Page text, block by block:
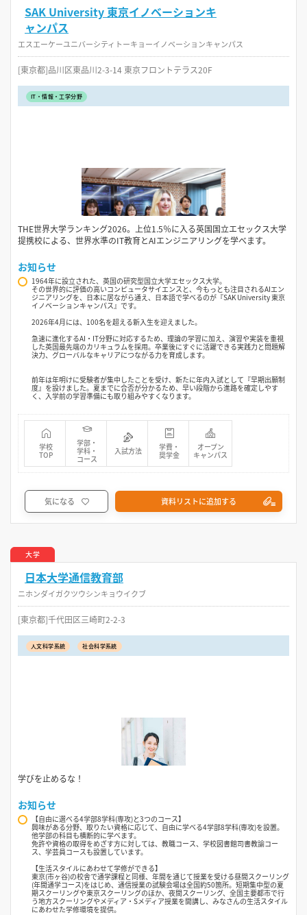
SAK University 東京イノベーションキ
ャンパス
エスエーケーユニバーシティトーキョーイノベーションキャンパス
[東京都]品川区東品川2-3-14 東京フロントテラス20F
IT・情報・工学分野
THE世界大学ランキング2026。上位1.5％に入る英国国立エセックス大学
提携校による、世界水準のIT教育とAIエンジニアリングを学べます。
お知らせ
1964年に設立された、英国の研究型国立大学エセックス大学。
その世界的に評価の高いコンピュータサイエンスと、今もっとも注目されるAIエン
ジニアリングを、日本に居ながら通え、日本語で学べるのが『SAK University 東京
イノベーションキャンパス』です。
2026年4月には、100名を超える新入生を迎えました。
急速に進化するAI・IT分野に対応するため、理論の学習に加え、演習や実装を重視
した英国最先端のカリキュラムを採用。卒業後にすぐに活躍できる実践力と問題解
決力、グローバルなキャリアにつながる力を育成します。
前年は年明けに受験者が集中したことを受け、新たに年内入試として『早期出願制
度』を設けました。夏までに合否が分かるため、早い段階から進路を確定しやす
く、入学前の学習準備にも取り組みやすくなります。
学校
TOP
学部・
学科・
コース
入試方法
学費・
奨学金
オープン
キャンパス
気になる 資料リストに追加する
大学
日本大学通信教育部
ニホンダイガクツウシンキョウイクブ
[東京都]千代田区三崎町2-2-3
人文科学系統 社会科学系統
学びを止めるな！
お知らせ
【自由に選べる4学部8学科(専攻)と3つのコース】
興味がある分野、取りたい資格に応じて、自由に学べる4学部8学科(専攻)を設置。
他学部の科目も横断的に学べます。
免許や資格の取得をめざす方に対しては、教職コース、学校図書館司書教諭コー
ス、学芸員コースも設置しています。
【生活スタイルにあわせて学修ができる】
東京(市ヶ谷)の校舎で通学課程と同様、年間を通じて授業を受ける昼間スクーリング
(年間通学コース)をはじめ、通信授業の試験会場は全国約50箇所。短期集中型の夏
期スクーリングや東京スクーリングのほか、夜間スクーリング、全国主要都市で行
う地方スクーリングやメディア・Sメディア授業を開講し、みなさんの生活スタイル
にあわせた学修環境を提供。